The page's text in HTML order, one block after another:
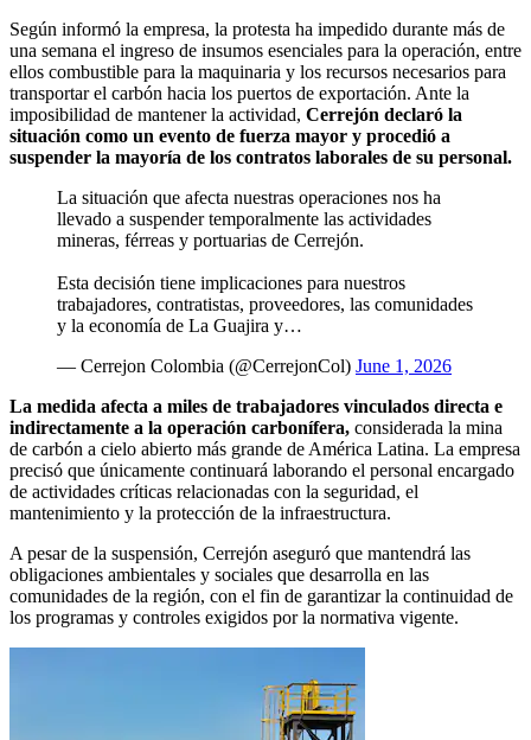
Según informó la empresa, la protesta ha impedido durante más de
una semana el ingreso de insumos esenciales para la operación, entre
ellos combustible para la maquinaria y los recursos necesarios para
transportar el carbón hacia los puertos de exportación. Ante la
imposibilidad de mantener la actividad, Cerrejón declaró la
situación como un evento de fuerza mayor y procedió a
suspender la mayoría de los contratos laborales de su personal.
La situación que afecta nuestras operaciones nos ha
llevado a suspender temporalmente las actividades
mineras, férreas y portuarias de Cerrejón.
Esta decisión tiene implicaciones para nuestros
trabajadores, contratistas, proveedores, las comunidades
y la economía de La Guajira y…
— Cerrejon Colombia (@CerrejonCol) June 1, 2026
La medida afecta a miles de trabajadores vinculados directa e
indirectamente a la operación carbonífera, considerada la mina
de carbón a cielo abierto más grande de América Latina. La empresa
precisó que únicamente continuará laborando el personal encargado
de actividades críticas relacionadas con la seguridad, el
mantenimiento y la protección de la infraestructura.
A pesar de la suspensión, Cerrejón aseguró que mantendrá las
obligaciones ambientales y sociales que desarrolla en las
comunidades de la región, con el fin de garantizar la continuidad de
los programas y controles exigidos por la normativa vigente.